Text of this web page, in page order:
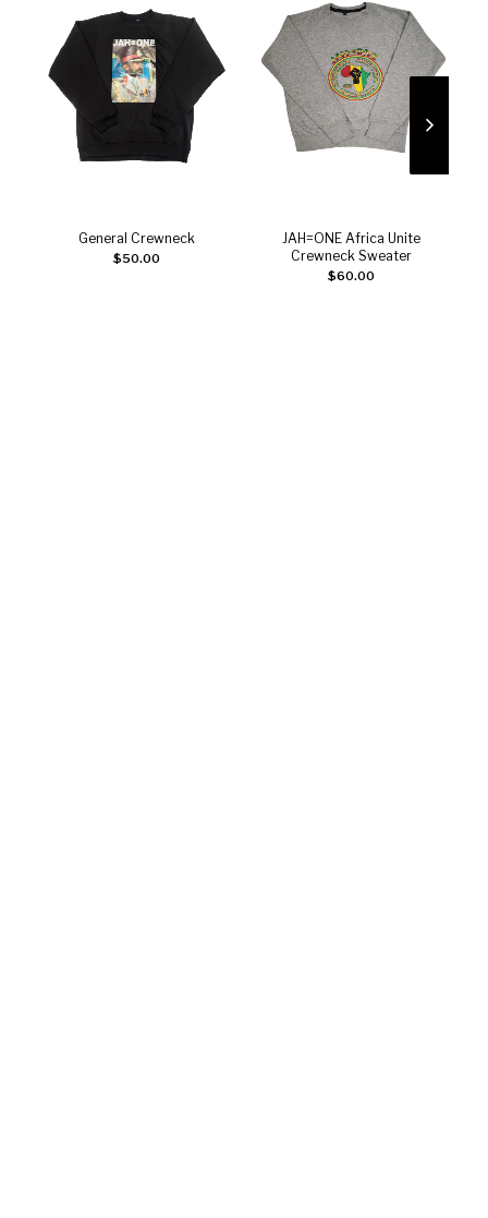
Choix des options
General Crewneck
$50.00 Ajouter au panier
JAH=ONE Africa Unite
Crewneck Sweater
$60.00